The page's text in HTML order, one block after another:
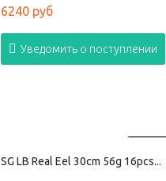
6240 руб
Уведомить о поступлении
SG LB Real Eel 30cm 56g 16pcs...